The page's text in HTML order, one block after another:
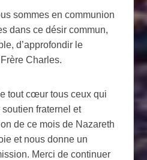
sommes en communion
dans ce désir commun,
d’approfondir le
Charles.
tout cœur tous ceux qui
fraternel et
de ce mois de Nazareth
et nous donne un
Merci de continuer